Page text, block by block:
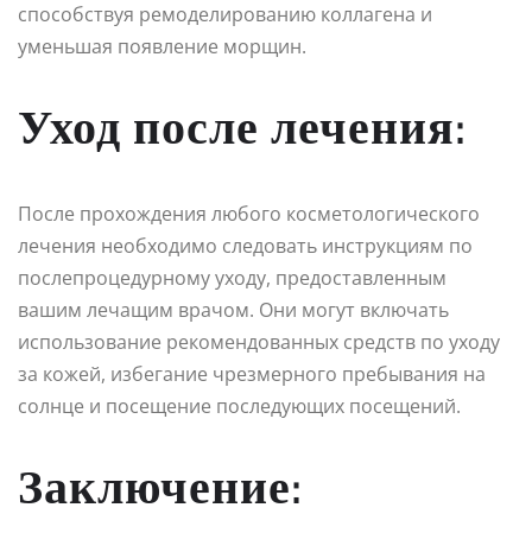
способствуя ремоделированию коллагена и
уменьшая появление морщин.
Уход после лечения:
После прохождения любого косметологического
лечения необходимо следовать инструкциям по
послепроцедурному уходу, предоставленным
вашим лечащим врачом. Они могут включать
использование рекомендованных средств по уходу
за кожей, избегание чрезмерного пребывания на
солнце и посещение последующих посещений.
Заключение: